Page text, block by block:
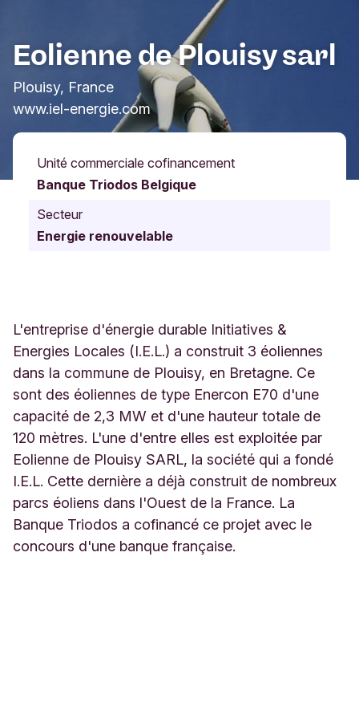
Eolienne de Plouisy sarl
Plouisy, France
www.iel-energie.com
Unité commerciale cofinancement
Banque Triodos Belgique
Secteur
Energie renouvelable
L'entreprise d'énergie durable Initiatives &
Energies Locales (I.E.L.) a construit 3 éoliennes
dans la commune de Plouisy, en Bretagne. Ce
sont des éoliennes de type Enercon E70 d'une
capacité de 2,3 MW et d'une hauteur totale de
120 mètres. L'une d'entre elles est exploitée par
Eolienne de Plouisy SARL, la société qui a fondé
I.E.L. Cette dernière a déjà construit de nombreux
parcs éoliens dans l'Ouest de la France. La
Banque Triodos a cofinancé ce projet avec le
concours d'une banque française.